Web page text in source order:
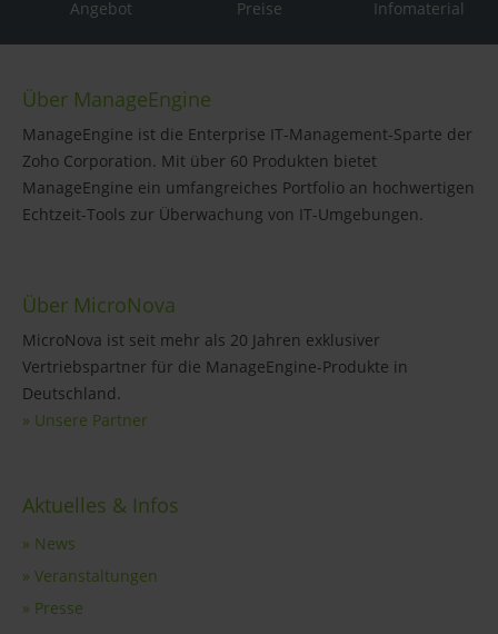
Angebot Preise Infomaterial
Über ManageEngine
ManageEngine ist die Enterprise IT-Management-Sparte der
Zoho Corporation. Mit über 60 Produkten bietet
ManageEngine ein umfangreiches Portfolio an hochwertigen
Echtzeit-Tools zur Überwachung von IT-Umgebungen.
Über MicroNova
MicroNova ist seit mehr als 20 Jahren exklusiver
Vertriebspartner für die ManageEngine-Produkte in
Deutschland.
» Unsere Partner
Aktuelles & Infos
» News
» Veranstaltungen
» Presse